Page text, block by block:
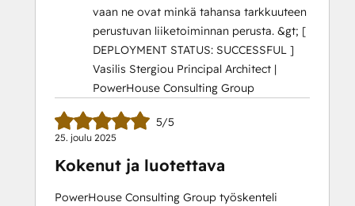
vaan ne ovat minkä tahansa tarkkuuteen
perustuvan liiketoiminnan perusta. &gt; [
DEPLOYMENT STATUS: SUCCESSFUL ]
Vasilis Stergiou Principal Architect |
PowerHouse Consulting Group
5/5
25. joulu 2025
Kokenut ja luotettava
PowerHouse Consulting Group työskenteli